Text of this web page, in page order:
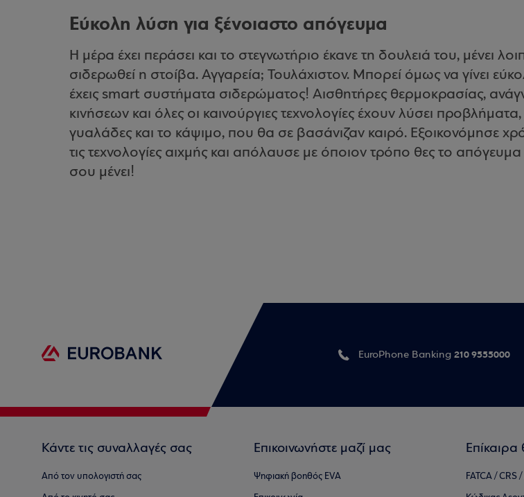
Εύκολη λύση για ξένοιαστο απόγευμα
Η μέρα έχει περάσει και το στεγνωτήριο έκανε τη δουλειά του, μένει
σιδερωθεί η στοίβα. Αγγαρεία; Τουλάχιστον. Μπορεί όμως να γίνει
έχεις smart συστήματα σιδερώματος! Αισθητήρες θερμοκρασίας,
κινήσεων και όλες οι καινούργιες τεχνολογίες έχουν λύσει
γυαλάδες και το κάψιμο, που θα σε βασάνιζαν καιρό. Εξοικονόμησε
τις τεχνολογίες αιχμής και απόλαυσε με όποιον τρόπο θες το
σου μένει!
EuroPhone Banking 210 9555000
Κάντε τις συναλλαγές σας
Από τον υπολογιστή σας
Επικοινωνήστε μαζί μας
Ψηφιακή βοηθός EVA
Επίκαιρα
FATCA / CRS